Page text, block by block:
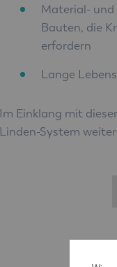
Material- und
Bauten, die
erfordern
Lange
Im Einklang mit
Linden-System